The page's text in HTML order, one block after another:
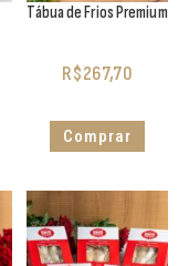
Tábua de Frios Premium
R$267,70
Comprar